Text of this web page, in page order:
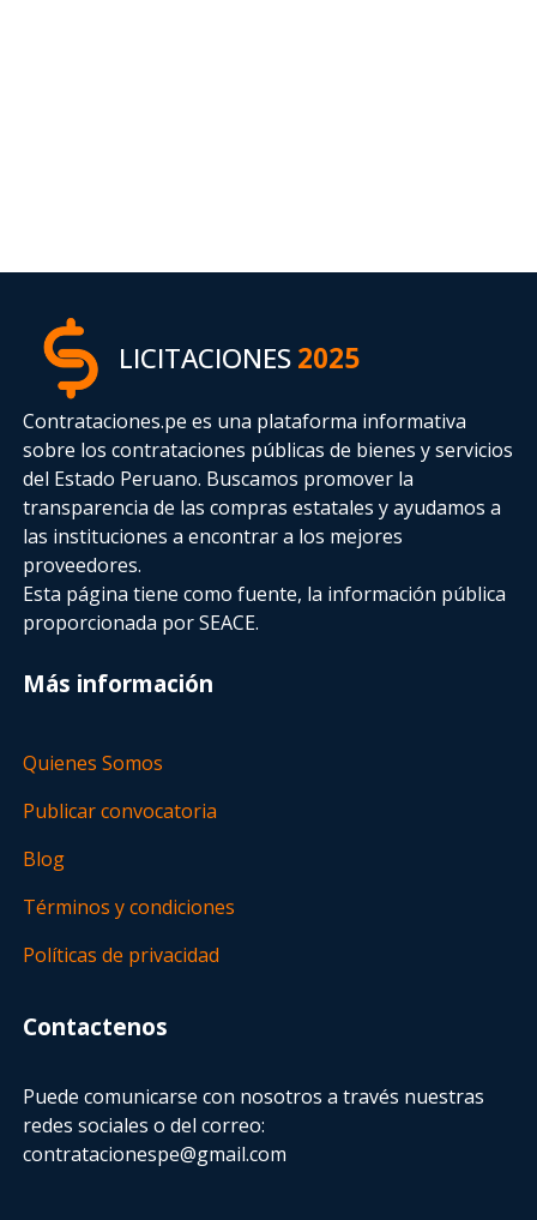
LICITACIONES2025
Contrataciones.pe es una plataforma informativa
sobre los contrataciones públicas de bienes y servicios
del Estado Peruano. Buscamos promover la
transparencia de las compras estatalesy ayudamos a
las instituciones a encontrar a los mejores
proveedores.
Esta página tiene como fuente, la información pública
proporcionada por SEACE.
Más información
Quienes Somos
Publicar convocatoria
Blog
Términos y condiciones
Políticas de privacidad
Contactenos
Puede comunicarse con nosotros a través nuestras
redes sociales o del correo:
contratacionespe@gmail.com